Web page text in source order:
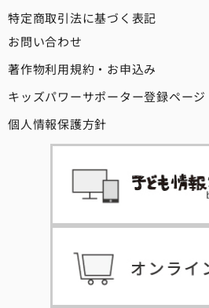
特定商取引法に基づく表記
お問い合わせ
著作物利用規約・お申込み
キッズパワーサポーター登録ページ
個人情報保護方針